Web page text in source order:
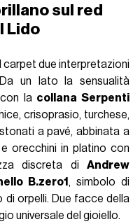
sul red
Lido
carpet due interpretazioni
un lato la sensualità
con lacollana Serpenti
crisoprasio, turchese,
a pavé, abbinata a
orecchini in platino con
discreta di Andrew
B.zero1, simbolo di
di orpelli. Due facce della
universale del gioiello.